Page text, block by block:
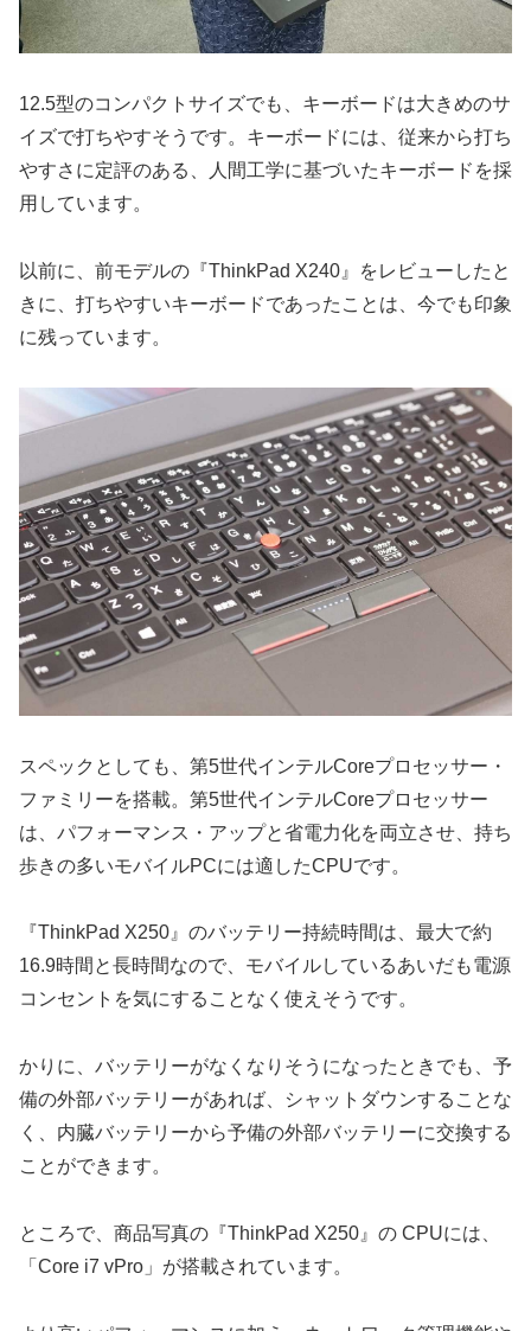
12.5型のコンパクトサイズでも、キーボードは大きめのサ
イズで打ちやすそうです。キーボードには、従来から打ち
やすさに定評のある、人間工学に基づいたキーボードを採
用しています。
以前に、前モデルの『ThinkPad X240』をレビューしたと
きに、打ちやすいキーボードであったことは、今でも印象
に残っています。
スペックとしても、第5世代インテルCoreプロセッサー・
ファミリーを搭載。第5世代インテルCoreプロセッサー
は、パフォーマンス・アップと省電力化を両立させ、持ち
歩きの多いモバイルPCには適したCPUです。
『ThinkPad X250』のバッテリー持続時間は、最大で約
16.9時間と長時間なので、モバイルしているあいだも電源
コンセントを気にすることなく使えそうです。
かりに、バッテリーがなくなりそうになったときでも、予
備の外部バッテリーがあれば、シャットダウンすることな
く、内臓バッテリーから予備の外部バッテリーに交換する
ことができます。
ところで、商品写真の『ThinkPad X250』の CPUには、
「Core i7 vPro」が搭載されています。